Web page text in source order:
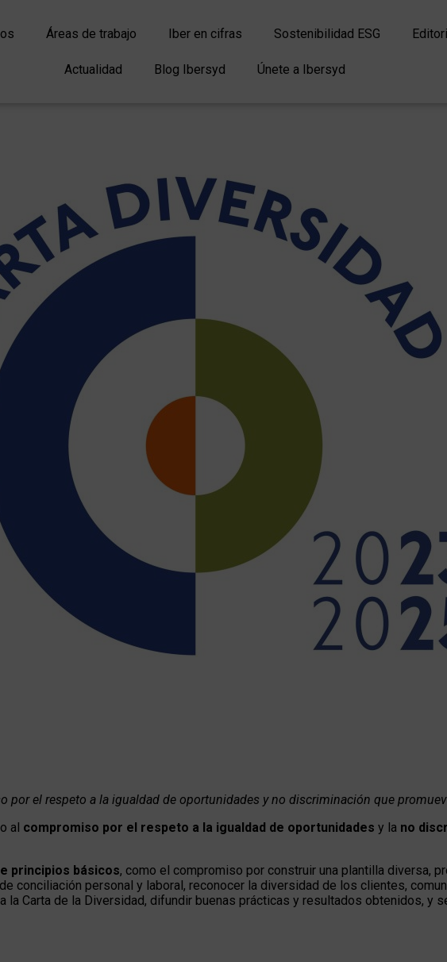
Áreas de trabajo Iber en cifras Sostenibilidad ESG
Actualidad Blog Ibersyd Únete a Ibersyd
por el respeto a la igualdad de oportunidades y no discriminación que
al compromiso por el respeto a la igualdad de oportunidades y la no
principios básicos, como el compromiso por construir una plantilla diversa,
conciliación personal y laboral, reconocer la diversidad de los clientes,
la Carta de la Diversidad, difundir buenas prácticas y resultados obtenidos, y